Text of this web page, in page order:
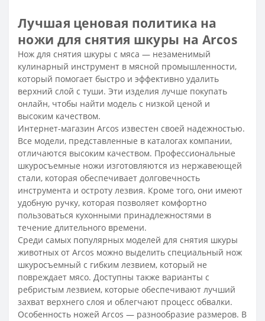
Лучшая ценовая политика на
ножи для снятия шкуры на Arcos
Нож для снятия шкуры с мяса — незаменимый
кулинарный инструмент в мясной промышленности,
который помогает быстро и эффективно удалить
верхний слой с туши. Эти изделия лучше покупать
онлайн, чтобы найти модель с низкой ценой и
высоким качеством.
Интернет-магазин Arcos известен своей надежностью.
Все модели, представленные в каталогах компании,
отличаются высоким качеством. Профессиональные
шкуросъемные ножи изготовляются из нержавеющей
стали, которая обеспечивает долговечность
инструмента и остроту лезвия. Кроме того, они имеют
удобную ручку, которая позволяет комфортно
пользоваться кухонными принадлежностями в
течение длительного времени.
Среди самых популярных моделей для снятия шкуры
животных от Arcos можно выделить специальный нож
шкуросъемный с гибким лезвием, который не
повреждает мясо. Доступны также варианты с
ребристым лезвием, которые обеспечивают лучший
захват верхнего слоя и облегчают процесс обвалки.
Особенность ножей Arcos — разнообразие размеров. В